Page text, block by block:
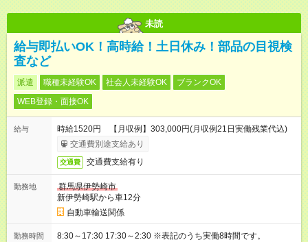
未読
給与即払いOK！高時給！土日休み！部品の目視検
査など
派遣 職種未経験OK 社会人未経験OK
ブランクOK
WEB登録・面接OK
給与
時給1520円 【月収例】303,000円(月収例21日実働残業代込)
交通費別途支給あり
交通費 交通費支給有り
勤務地
群馬県伊勢崎市
新伊勢崎駅から車12分
自動車輸送関係
勤務時間 8:30～17:30 17:30～2:30 ※表記のうち実働8時間です。